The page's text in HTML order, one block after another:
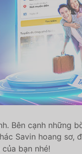
Bên cạnh những
Savin hoang sơ,
bạn nhé!